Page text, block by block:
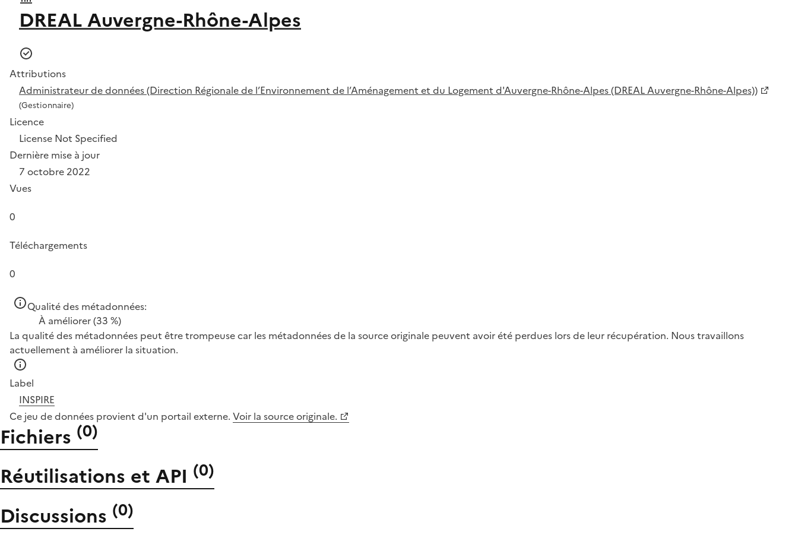
DREAL Auvergne-Rhône-Alpes
Attributions
Administrateur de données (Direction Régionale de l’Environnement de l’Aménagement et du Logement d'Auvergne-Rhône-Alpes (DREAL Auvergne-Rhône-Alpes))
(Gestionnaire)
Licence
License Not Specified
Dernière mise à jour
7 octobre 2022
Vues
0
Téléchargements
0
Qualité des métadonnées:
À améliorer(33 %)
La qualité des métadonnées peut être trompeuse car les métadonnées de la source originale peuvent avoir été perdues lors de leur récupération. Nous travaillons
actuellement à améliorer la situation.
Label
INSPIRE
Ce jeu de données provient d'un portail externe. Voir la source originale.
Fichiers (0)
Réutilisations et API (0)
Discussions (0)